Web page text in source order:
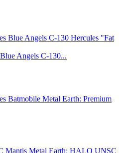
Angels C-130...
Metal Earth: Premium
Metal Earth: HALO UNSC